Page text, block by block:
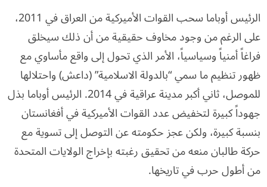
الرئيس أوباما سحب القوات الأميركية من العراق في 2011،
على الرغم من وجود مخاوف حقيقية من أن ذلك سيخلق
فراغاً أمنياً وسياسياً، الأمر الذي تحول إلى واقع مأساوي مع
ظهور تنظيم ما سمي “بالدولة الاسلامية” (داعش) واحتلالها
للموصل، ثاني أكبر مدينة عراقية في 2014. الرئيس أوباما بذل
جهوداً كبيرة لتخفيض عدد القوات الأميركية في أفغانستان
بنسبة كبيرة، ولكن عجز حكومته عن التوصل إلى تسوية مع
حركة طالبان منعه من تحقيق رغبته بإخراج الولايات المتحدة
من أطول حرب في تاريخها.